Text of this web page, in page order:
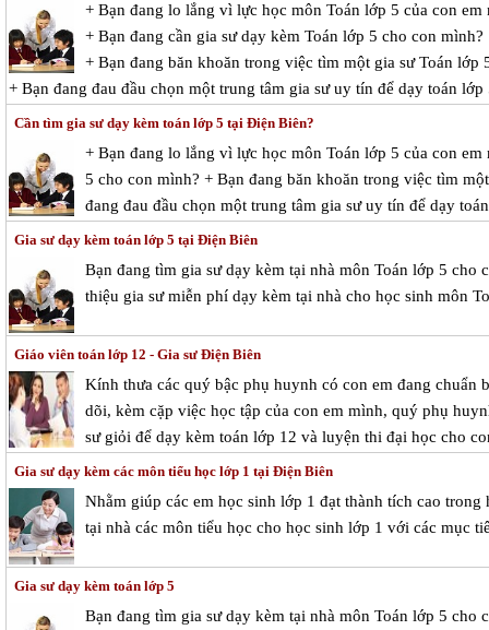
+ Bạn đang lo lắng vì lực học môn Toán lớp 5 của con em
+ Bạn đang cần gia sư dạy kèm Toán lớp 5 cho con mình?
+ Bạn đang băn khoăn trong việc tìm một gia sư Toán lớp
+ Bạn đang đau đầu chọn một trung tâm gia sư uy tín để dạy toán lớp
Cần tìm gia sư dạy kèm toán lớp 5 tại Điện Biên?
+ Bạn đang lo lắng vì lực học môn Toán lớp 5 của con
5 cho con mình? + Bạn đang băn khoăn trong việc tìm
đang đau đầu chọn một trung tâm gia sư uy tín để dạy
Gia sư dạy kèm toán lớp 5 tại Điện Biên
Bạn đang tìm gia sư dạy kèm tại nhà môn Toán lớp 5 cho
thiệu gia sư miễn phí dạy kèm tại nhà cho học sinh môn
Giáo viên toán lớp 12 - Gia sư Điện Biên
Kính thưa các quý bậc phụ huynh có con em đang
dõi, kèm cặp việc học tập của con em mình, quý phụ
sư giỏi để dạy kèm toán lớp 12 và luyện thi đại học cho
Gia sư dạy kèm các môn tiểu học lớp 1 tại Điện Biên
Nhằm giúp các em học sinh lớp 1 đạt thành tích cao
tại nhà các môn tiểu học cho học sinh lớp 1 với các mục
Gia sư dạy kèm toán lớp 5
Bạn đang tìm gia sư dạy kèm tại nhà môn Toán lớp 5 cho